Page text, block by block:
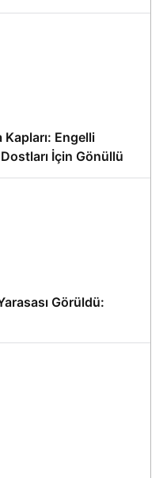
Kapları: Engelli
İçin Gönüllü
Görüldü: